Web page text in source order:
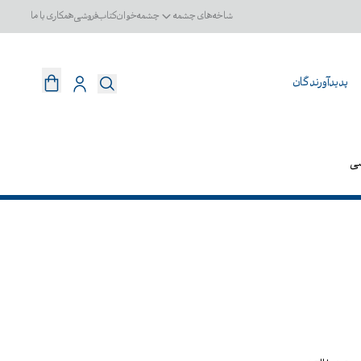
شاخه‌های چشمه چشمه‌خوانکتاب‌فروشیهمکاری با ما
پدیدآورندگان